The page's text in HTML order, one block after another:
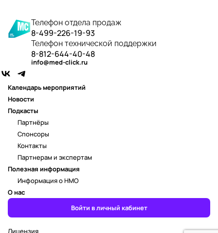
Телефон отдела продаж
8-499-226-19-93
Телефон технической поддержки
8-812-644-40-48
info@med-click.ru
Календарь мероприятий
Новости
Подкасты
Полезная информация
Информация о НМО
О нас
Партнёры
Спонсоры
Контакты
Партнерам и экспертам
Войти в личный кабинет
Лицензия